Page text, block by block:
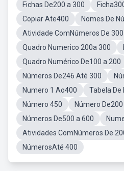
Fichas De200 a 300
Copiar Ate400
Nomes De
Atividade ComNúmeros De
Quadro Numerico 200a 300
Quadro Numérico De100 a 200
Números De246 Até 300
Numero 1 Ao400
Tabela De
Número 450
Número
Números De500 a 600
Atividades ComNúmeros De
NúmerosAté 400